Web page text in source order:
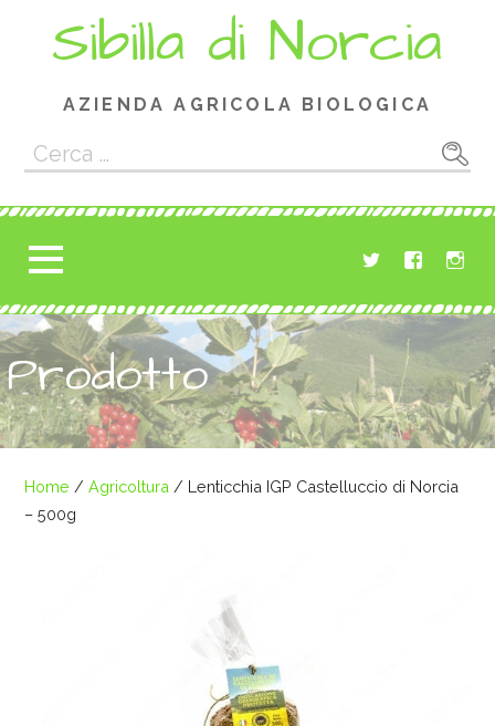
Sibilla di Norcia
AZIENDA AGRICOLA BIOLOGICA
Ricerca
per:
Prodotto
Home /Agricoltura / Lenticchia IGP Castelluccio di Norcia
– 500g